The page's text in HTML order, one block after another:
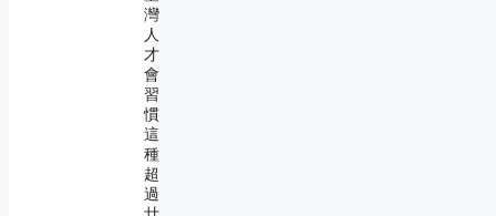
灣
人
才
會
習
慣
這
種
超
過